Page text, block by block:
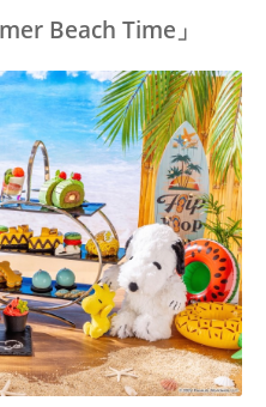
Beach Time」